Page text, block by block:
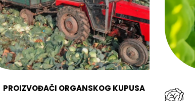
PROIZVOĐAČI ORGANSKOG KUPUSA